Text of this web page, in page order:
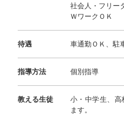
社会人・フリー
ＷワークＯＫ
待遇 車通勤ＯＫ、駐
指導方法 個別指導
教える生徒
小・中学生、高
ます。